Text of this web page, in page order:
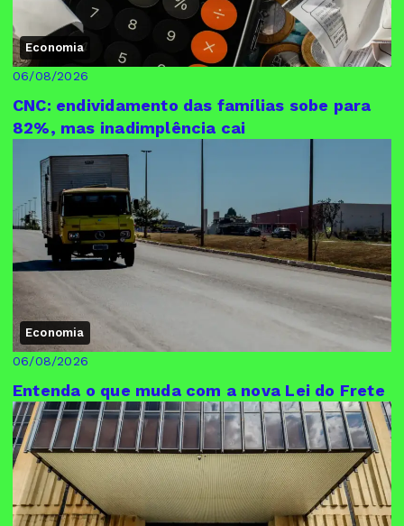
Economia
06/08/2026
CNC: endividamento das famílias sobe para
82%, mas inadimplência cai
Economia
06/08/2026
Entenda o que muda com a nova Lei do Frete